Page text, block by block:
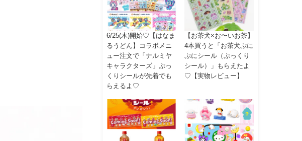
6/25(木)開始♡【はなま
るうどん】コラボメニ
ュー注文で「ナルミヤ
キャラクターズ」ぷっ
くりシールが先着でも
らえるよ♡
【お茶犬×お〜いお茶】
4本買うと「お茶犬ぷに
ぷにシール（ぷっくり
シール）」もらえたよ
♡【実物レビュー】